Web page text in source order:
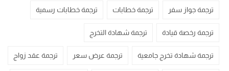
ترجمة جواز سفر ترجمة خطابات ترجمة خطابات رسمية
ترجمة رخصة قيادة ترجمة شهادة التخرج
ترجمة شهادة تخرج جامعية ترجمة عرض سعر ترجمة عقد زواج